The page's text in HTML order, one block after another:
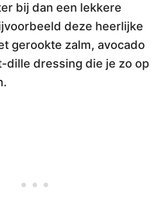
bij dan een lekkere
deze heerlijke
gerookte zalm, avocado
dille dressing die je zo op